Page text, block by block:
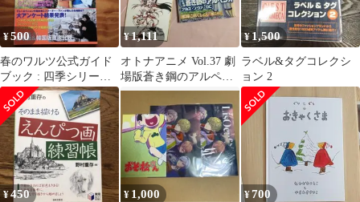
¥500
春のワルツ公式ガイド
ブック : 四季シリーズ
最終章のすべて 特別編
¥1,111
オトナアニメ Vol.37 劇
場版蒼き鋼のアルペジ
オ-アルス・ノヴァ-DC
¥1,500
ラベル&タグコレクシ
ョン 2
¥450 ¥ 1,000 ¥700